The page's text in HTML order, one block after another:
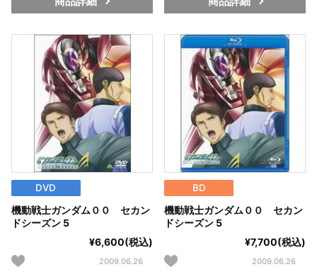
DVD
機動戦士ガンダム００ セカン
ドシーズン 5
¥6,600(税込)
2009.06.26
BD
機動戦士ガンダム００ セカン
ドシーズン 5
¥7,700(税込)
2009.06.26